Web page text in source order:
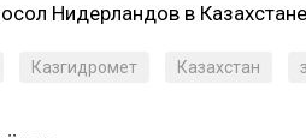
Нидерландов в
Казгидромет Казахстан